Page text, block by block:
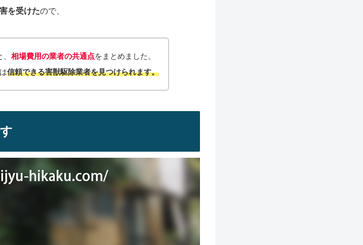
を受けたので、
、相場費用の業者の共通点をまとめました。
信頼できる害獣駆除業者を見つけられます。